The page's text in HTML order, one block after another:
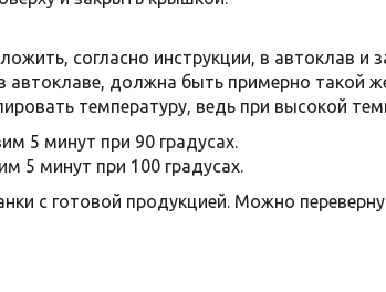
согласно инструкции, в автоклав и
должна быть примерно такой
температуру, ведь при высокой
5 минут при 90 градусах.
5 минут при 100 градусах.
с готовой продукцией. Можно